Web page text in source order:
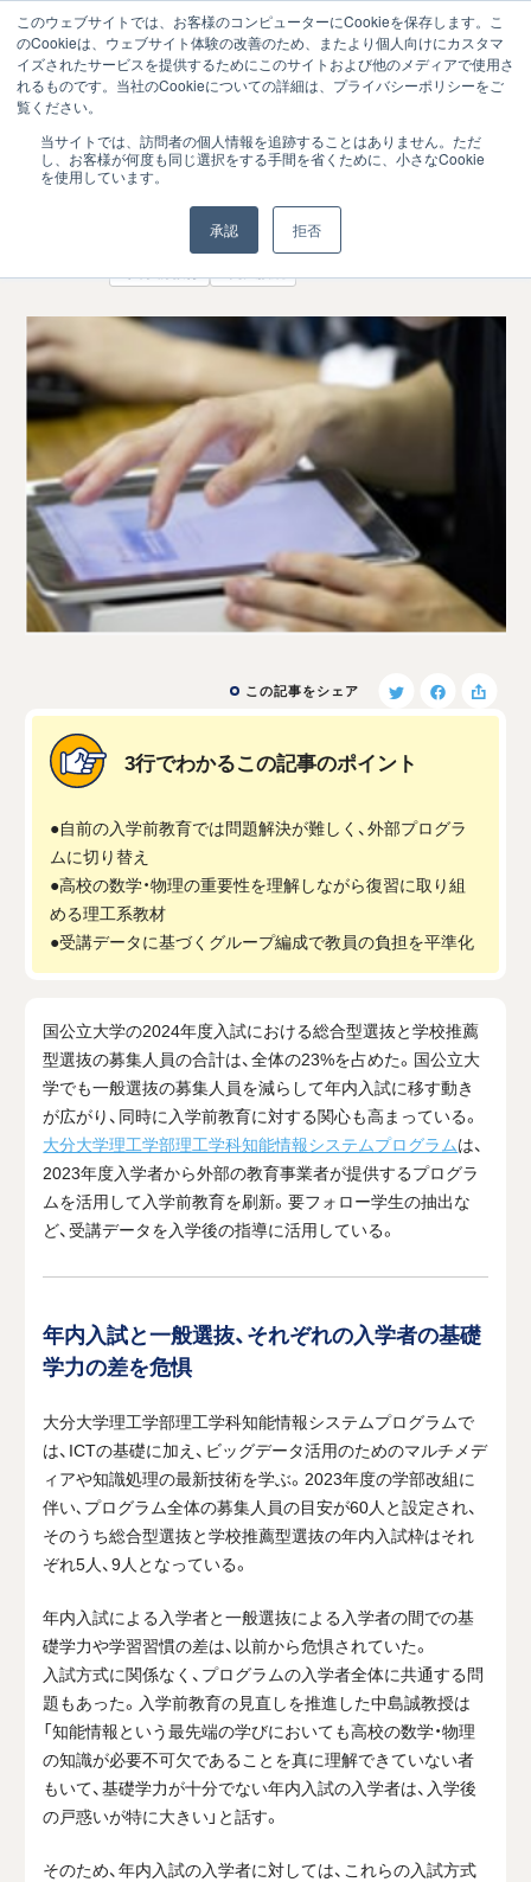
このウェブサイトでは、お客様のコンピューターにCookieを保存します。こ
のCookieは、ウェブサイト体験の改善のため、またより個人向けにカスタマ
イズされたサービスを提供するためにこのサイトおよび他のメディアで使用さ
れるものです。当社のCookieについての詳細は、プライバシーポリシーをご
覧ください。
当サイトでは、訪問者の個人情報を追跡することはありません。ただ
し、お客様が何度も同じ選択をする手間を省くために、小さなCookie
を使用しています。
承認 拒否
31
入学前教育の受講データを入学後の要フ
ォロー学生の指導に活用－大分大学
入学前教育・初年次教育
この記事をシェア
3行でわかるこの記事のポイント
●自前の入学前教育では問題解決が難しく、外部プログラ
ムに切り替え
●高校の数学・物理の重要性を理解しながら復習に取り組
める理工系教材
●受講データに基づくグループ編成で教員の負担を平準化
国公立大学の2024年度入試における総合型選抜と学校推薦
型選抜の募集人員の合計は、全体の23%を占めた。国公立大
学でも一般選抜の募集人員を減らして年内入試に移す動き
が広がり、同時に入学前教育に対する関心も高まっている。
大分大学理工学部理工学科知能情報システムプログラムは、
2023年度入学者から外部の教育事業者が提供するプログラ
ムを活用して入学前教育を刷新。要フォロー学生の抽出な
ど、受講データを入学後の指導に活用している。
年内入試と一般選抜、それぞれの入学者の基礎
学力の差を危惧
大分大学理工学部理工学科知能情報システムプログラムで
は、ICTの基礎に加え、ビッグデータ活用のためのマルチメデ
ィアや知識処理の最新技術を学ぶ。2023年度の学部改組に
伴い､プログラム全体の募集人員の目安が60人と設定され、
そのうち総合型選抜と学校推薦型選抜の年内入試枠はそれ
ぞれ5人、9人となっている。
年内入試による入学者と一般選抜による入学者の間での基
礎学力や学習習慣の差は、以前から危惧されていた。
入試方式に関係なく、プログラムの入学者全体に共通する問
題もあった。入学前教育の見直しを推進した中島誠教授は
「知能情報という最先端の学びにおいても高校の数学・物理
の知識が必要不可欠であることを真に理解できていない者
もいて、基礎学力が十分でない年内入試の入学者は、入学後
の戸惑いが特に大きい」と話す。
そのため、年内入試の入学者に対しては、これらの入試方式